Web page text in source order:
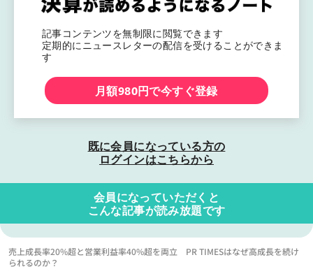
記事コンテンツを無制限に閲覧できます
定期的にニュースレターの配信を受けることができま
す
月額980円で今すぐ登録
既に会員になっている方の
ログインはこちらから
会員になっていただくと
こんな記事が読み放題です
売上成長率20%超と営業利益率40%超を両立 PR TIMESはなぜ高成長を続け
られるのか？